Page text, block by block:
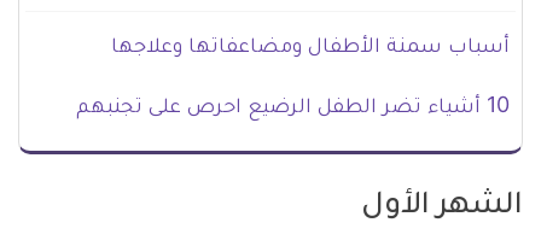
أسباب سمنة الأطفال ومضاعفاتها وعلاجها
10 أشياء تضر الطفل الرضيع احرص على تجنبهم
الشهر الأول